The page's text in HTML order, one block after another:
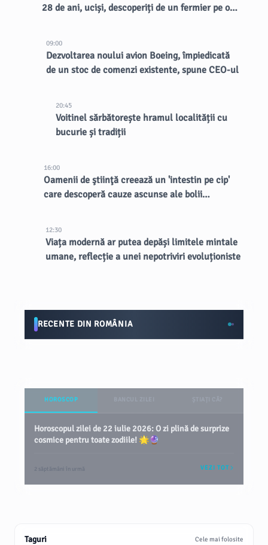
28 de ani, uciși, descoperiți de un fermier pe o
09:00
Dezvoltarea noului avion Boeing, împiedicată
de un stoc de comenzi existente, spune CEO-ul
20:45
Voitinel sărbătorește hramul localității cu
bucurie și tradiții
16:00
Oamenii de ştiinţă creează un 'intestin pe cip'
care descoperă cauze ascunse ale bolii
12:30
Viața modernă ar putea depăși limitele mintale
umane, reflecție a unei nepotriviri evoluționiste
RECENTE DIN ROMÂNIA
HOROSCOP
Horoscopul zilei de 22 iulie 2026: O zi plină de surprize
cosmice pentru toate zodiile! 🌟🔮
2 săptămâni în urmă VEZI TOT
Taguri Cele mai folosite